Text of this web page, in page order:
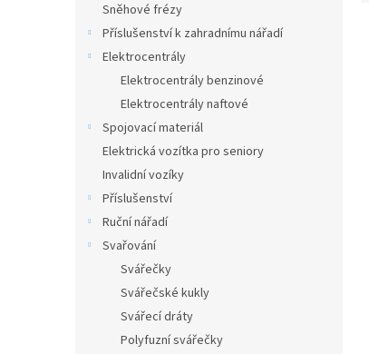
Sněhové frézy
Příslušenství k zahradnímu nářadí
Elektrocentrály
Elektrocentrály benzinové
Elektrocentrály naftové
Spojovací materiál
Elektrická vozítka pro seniory
Invalidní vozíky
Příslušenství
Ruční nářadí
Svařování
Svářečky
Svářečské kukly
Svářecí dráty
Polyfuzní svářečky